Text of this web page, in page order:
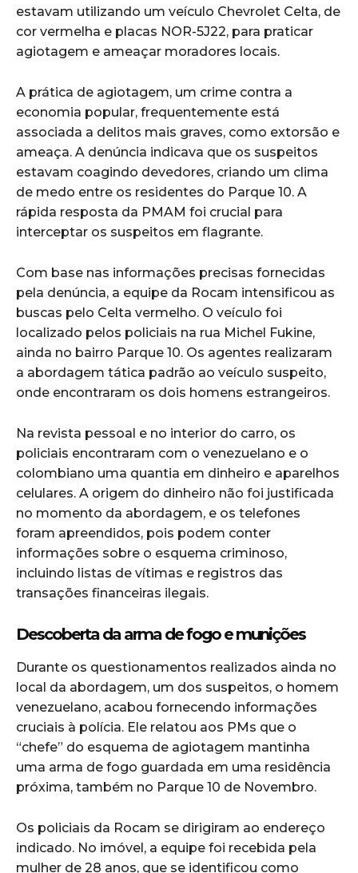
estavam utilizando um veículo Chevrolet Celta, de
cor vermelha e placas NOR-5J22, para praticar
agiotagem e ameaçar moradores locais.
A prática de agiotagem, um crime contra a
economia popular, frequentemente está
associada a delitos mais graves, como extorsão e
ameaça. A denúncia indicava que os suspeitos
estavam coagindo devedores, criando um clima
de medo entre os residentes do Parque 10. A
rápida resposta da PMAM foi crucial para
interceptar os suspeitos em flagrante.
Com base nas informações precisas fornecidas
pela denúncia, a equipe da Rocam intensificou as
buscas pelo Celta vermelho. O veículo foi
localizado pelos policiais na rua Michel Fukine,
ainda no bairro Parque 10. Os agentes realizaram
a abordagem tática padrão ao veículo suspeito,
onde encontraram os dois homens estrangeiros.
Na revista pessoal e no interior do carro, os
policiais encontraram com o venezuelano e o
colombiano uma quantia em dinheiro e aparelhos
celulares. A origem do dinheiro não foi justificada
no momento da abordagem, e os telefones
foram apreendidos, pois podem conter
informações sobre o esquema criminoso,
incluindo listas de vítimas e registros das
transações financeiras ilegais.
Descoberta da arma de fogo e munições
Durante os questionamentos realizados ainda no
local da abordagem, um dos suspeitos, o homem
venezuelano, acabou fornecendo informações
cruciais à polícia. Ele relatou aos PMs que o
“chefe” do esquema de agiotagem mantinha
uma arma de fogo guardada em uma residência
próxima, também no Parque 10 de Novembro.
Os policiais da Rocam se dirigiram ao endereço
indicado. No imóvel, a equipe foi recebida pela
mulher de 28 anos, que se identificou como